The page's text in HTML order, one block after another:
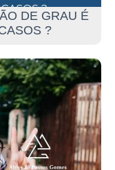
DE GRAU É
?